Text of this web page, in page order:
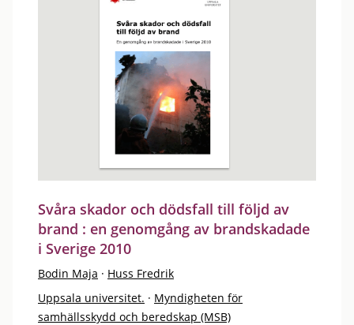
Svåra skador och dödsfall till följd av
brand : en genomgång av brandskadade
i Sverige 2010
Bodin Maja · Huss Fredrik
Uppsala universitet. · Myndigheten för
samhällsskydd och beredskap (MSB)